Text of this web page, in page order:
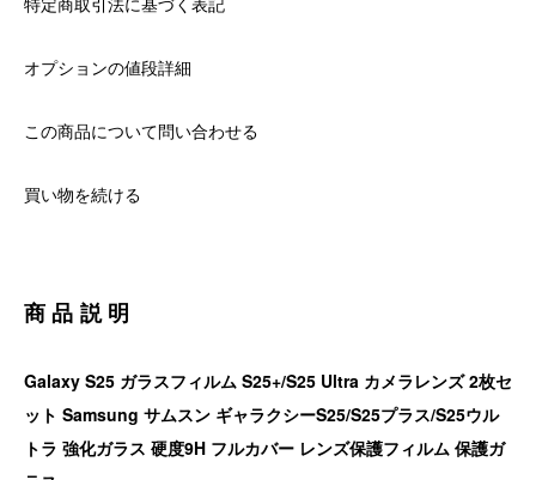
オプションの値段詳細
この商品について問い合わせる
買い物を続ける
商品説明
Galaxy S25 ガラスフィルム S25+/S25 Ultra カメラレンズ 2枚セ
ット Samsung サムスン ギャラクシーS25/S25プラス/S25ウル
トラ 強化ガラス 硬度9H フルカバー レンズ保護フィルム 保護ガ